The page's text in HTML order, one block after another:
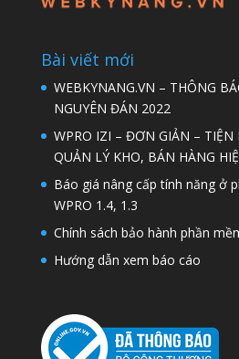
Bài viết mới
WEBKYNANG.VN – THÔNG
NGUYÊN ĐÁN 2022
WPRO IZI – ĐƠN GIẢN – TIỆN
QUẢN LÝ KHO, BÁN HÀNG
Báo giá nâng cấp tính năng ở
WPRO 1.4, 1.3
Chính sách bảo hành phần
Hướng dẫn xem báo cáo